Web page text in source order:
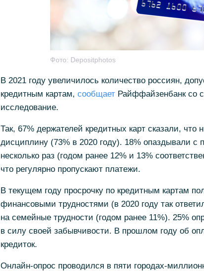
Фото: Depositphotos
В 2021 году увеличилось количество россиян,
кредитным картам, сообщаетРайффайзенбанк со
исследование.
Так, 67% держателей кредитных карт сказали,
дисциплину (73% в 2020 году). 18% опаздывали
несколько раз (годом ранее 12% и 13%
что регулярно пропускают платежи.
В текущем году просрочку по кредитным картам
финансовыми трудностями (в 2020 году так
на семейные трудности (годом ранее 11%). 25%
в силу своей забывчивости. В прошлом году об
кредиток.
Онлайн-опрос проводился в пяти городах-